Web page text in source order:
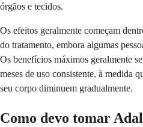
órgãos e tecidos.
Os efeitos geralmente começam
do tratamento, embora algumas
Os benefícios máximos geralmente
meses de uso consistente, à medida
seu corpo diminuem gradualmente.
Como devo tomar